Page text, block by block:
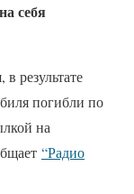
себя
результате
погибли по
на
“Радио